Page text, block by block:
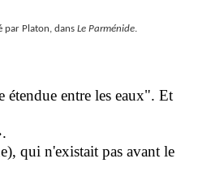
par Platon, dans Le Parménide.
entre les eaux". Et
qui n'existait pas avant le